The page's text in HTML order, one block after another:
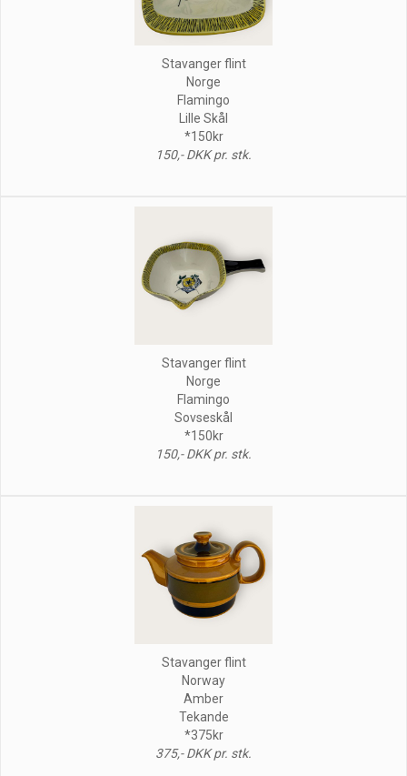
Stavanger flint
Norge
Flamingo
Lille Skål
*150kr
150,- DKK pr. stk.
Stavanger flint
Norge
Flamingo
Sovseskål
*150kr
150,- DKK pr. stk.
Stavanger flint
Norway
Amber
Tekande
*375kr
375,- DKK pr. stk.